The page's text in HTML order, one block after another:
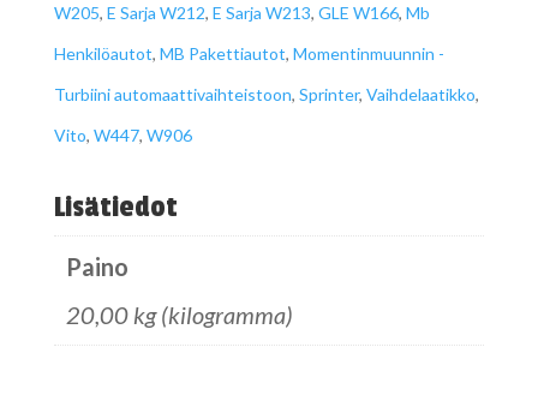
W205, E Sarja W212, E Sarja W213, GLE W166, Mb
Henkilöautot, MB Pakettiautot, Momentinmuunnin -
Turbiini automaattivaihteistoon, Sprinter, Vaihdelaatikko,
Vito, W447, W906
Lisätiedot
Paino
20,00 kg (kilogramma)